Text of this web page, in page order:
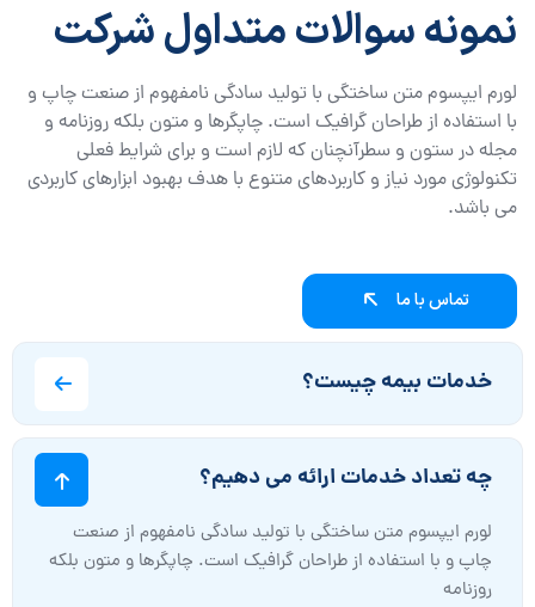
نمونه سوالات متداول شرکت
لورم ایپسوم متن ساختگی با تولید سادگی نامفهوم از صنعت چاپ و
با استفاده از طراحان گرافیک است. چاپگرها و متون بلکه روزنامه و
مجله در ستون و سطرآنچنان که لازم است و برای شرایط فعلی
تکنولوژی مورد نیاز و کاربردهای متنوع با هدف بهبود ابزارهای کاربردی
می باشد.
تماس با ما
خدمات بیمه چیست؟
چه تعداد خدمات ارائه می دهیم؟
لورم ایپسوم متن ساختگی با تولید سادگی نامفهوم از صنعت
چاپ و با استفاده از طراحان گرافیک است. چاپگرها و متون بلکه
روزنامه